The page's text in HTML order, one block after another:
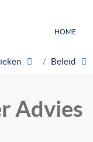
HOME
Beleid
Advies